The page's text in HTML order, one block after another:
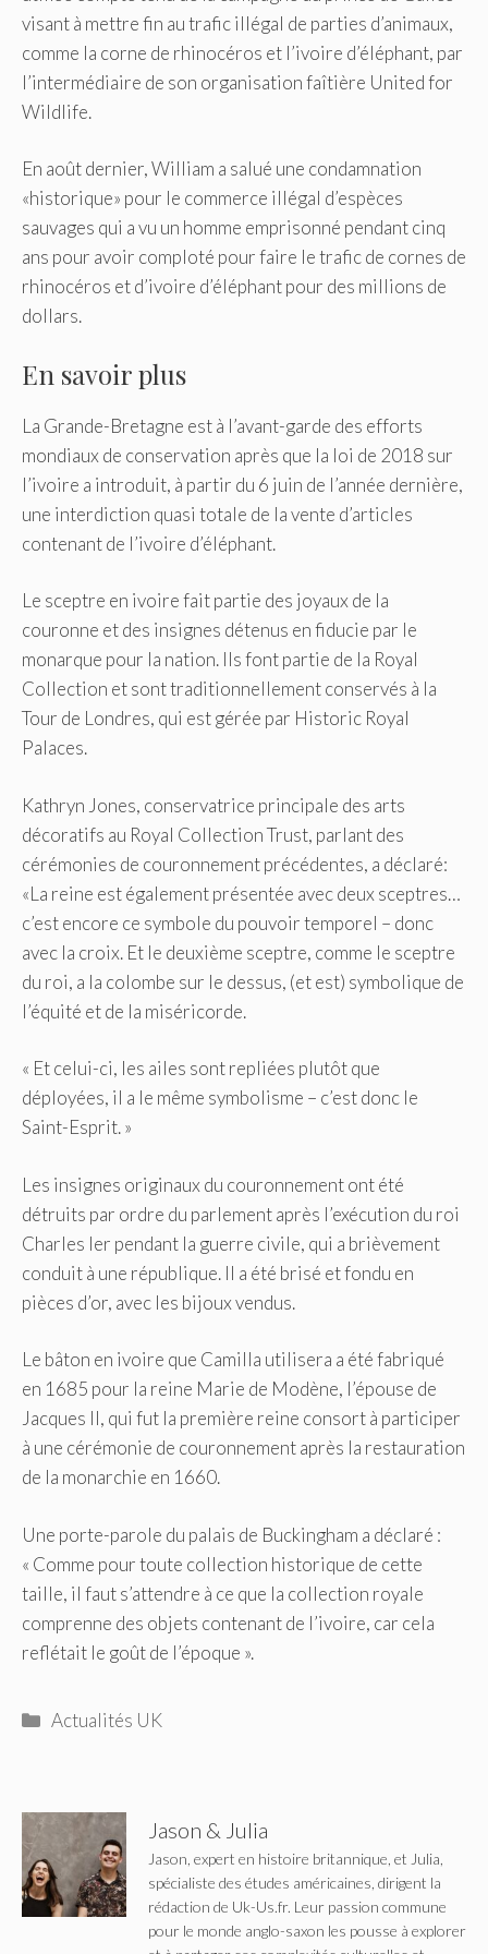
visant à mettre fin au trafic illégal de parties d’animaux,
comme la corne de rhinocéros et l’ivoire d’éléphant, par
l’intermédiaire de son organisation faîtière United for
Wildlife.
En août dernier, William a salué une condamnation
«historique» pour le commerce illégal d’espèces
sauvages qui a vu un homme emprisonné pendant cinq
ans pour avoir comploté pour faire le trafic de cornes de
rhinocéros et d’ivoire d’éléphant pour des millions de
dollars.
En savoir plus
La Grande-Bretagne est à l’avant-garde des efforts
mondiaux de conservation après que la loi de 2018 sur
l’ivoire a introduit, à partir du 6 juin de l’année dernière,
une interdiction quasi totale de la vente d’articles
contenant de l’ivoire d’éléphant.
Le sceptre en ivoire fait partie des joyaux de la
couronne et des insignes détenus en fiducie par le
monarque pour la nation. Ils font partie de la Royal
Collection et sont traditionnellement conservés à la
Tour de Londres, qui est gérée par Historic Royal
Palaces.
Kathryn Jones, conservatrice principale des arts
décoratifs au Royal Collection Trust, parlant des
cérémonies de couronnement précédentes, a déclaré:
«La reine est également présentée avec deux sceptres…
c’est encore ce symbole du pouvoir temporel – donc
avec la croix. Et le deuxième sceptre, comme le sceptre
du roi, a la colombe sur le dessus, (et est) symbolique de
l’équité et de la miséricorde.
« Et celui-ci, les ailes sont repliées plutôt que
déployées, il a le même symbolisme – c’est donc le
Saint-Esprit. »
Les insignes originaux du couronnement ont été
détruits par ordre du parlement après l’exécution du roi
Charles Ier pendant la guerre civile, qui a brièvement
conduit à une république. Il a été brisé et fondu en
pièces d’or, avec les bijoux vendus.
Le bâton en ivoire que Camilla utilisera a été fabriqué
en 1685 pour la reine Marie de Modène, l’épouse de
Jacques II, qui fut la première reine consort à participer
à une cérémonie de couronnement après la restauration
de la monarchie en 1660.
Une porte-parole du palais de Buckingham a déclaré :
« Comme pour toute collection historique de cette
taille, il faut s’attendre à ce que la collection royale
comprenne des objets contenant de l’ivoire, car cela
reflétait le goût de l’époque ».
Catégories
Actualités UK
Jason & Julia
Jason, expert en histoire britannique, et Julia,
spécialiste des études américaines, dirigent la
rédaction de Uk-Us.fr. Leur passion commune
pour le monde anglo-saxon les pousse à explorer